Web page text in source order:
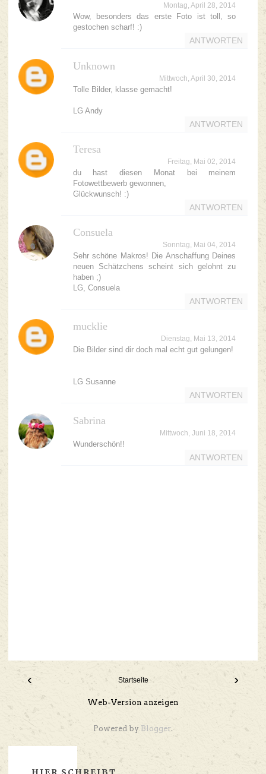
Montag, April 28, 2014
Wow, besonders das erste Foto ist toll, so
gestochen scharf! :)
ANTWORTEN
Unknown
Mittwoch, April 30, 2014
Tolle Bilder, klasse gemacht!
LG Andy
ANTWORTEN
Teresa
Freitag, Mai 02, 2014
du hast diesen Monat bei meinem
Fotowettbewerb gewonnen,
Glückwunsch! :)
ANTWORTEN
Consuela
Sonntag, Mai 04, 2014
Sehr schöne Makros! Die Anschaffung Deines
neuen Schätzchens scheint sich gelohnt zu
haben ;)
LG, Consuela
ANTWORTEN
mucklie
Dienstag, Mai 13, 2014
Die Bilder sind dir doch mal echt gut gelungen!
LG Susanne
ANTWORTEN
Sabrina
Mittwoch, Juni 18, 2014
Wunderschön!!
ANTWORTEN
‹ ›
Startseite
Web-Version anzeigen
Powered by Blogger.